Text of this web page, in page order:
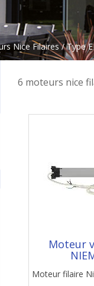
Nice Filaires / Type
6 moteurs nice
Moteur
Moteur filaire